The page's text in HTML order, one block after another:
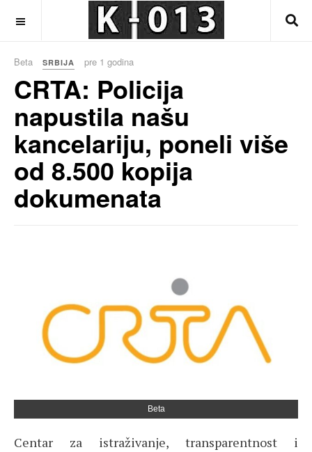
Beta SRBIJA pre 1 godina
CRTA: Policija
napustila našu
kancelariju, poneli više
od 8.500 kopija
dokumenata
Beta
Centar za istraživanje, transparentnost i